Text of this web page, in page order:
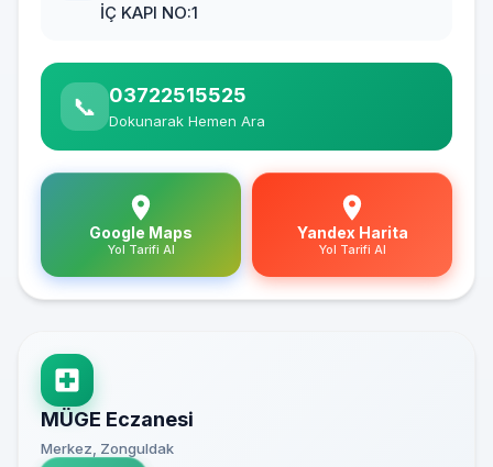
İÇ KAPI NO:1
📞 03722515525
Dokunarak Hemen Ara
Google Maps
Yol Tarifi Al
Yandex Harita
Yol Tarifi Al
MÜGE Eczanesi
Merkez, Zonguldak